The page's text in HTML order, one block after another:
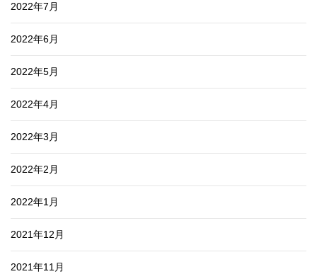
2022年7月
2022年6月
2022年5月
2022年4月
2022年3月
2022年2月
2022年1月
2021年12月
2021年11月